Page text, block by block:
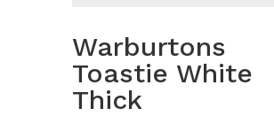
Warburtons
Toastie White
Thick